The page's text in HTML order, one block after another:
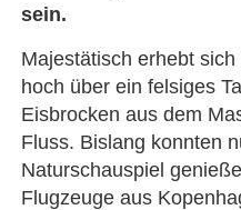
sein.
Majestätisch erhebt
hoch über ein felsiges
Eisbrocken aus dem
Fluss. Bislang konnten
Naturschauspiel
Flugzeuge aus